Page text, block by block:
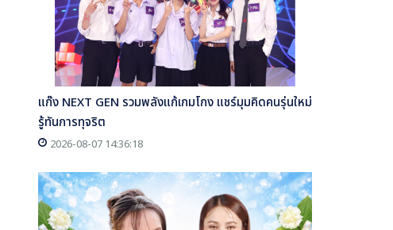
แก๊ง NEXT GEN รวมพลังแก้เกมโกง แชร์มุมคิดคนรุ่นใหม่
รู้ทันการทุจริต
2026-08-07 14:36:18